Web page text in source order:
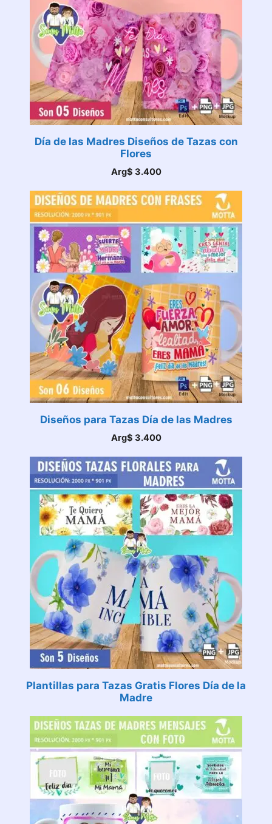
Día de las Madres Diseños de Tazas con
Flores
Arg$ 3.400
Diseños para Tazas Día de las Madres
Arg$ 3.400
Plantillas para Tazas Gratis Flores Día de la
Madre